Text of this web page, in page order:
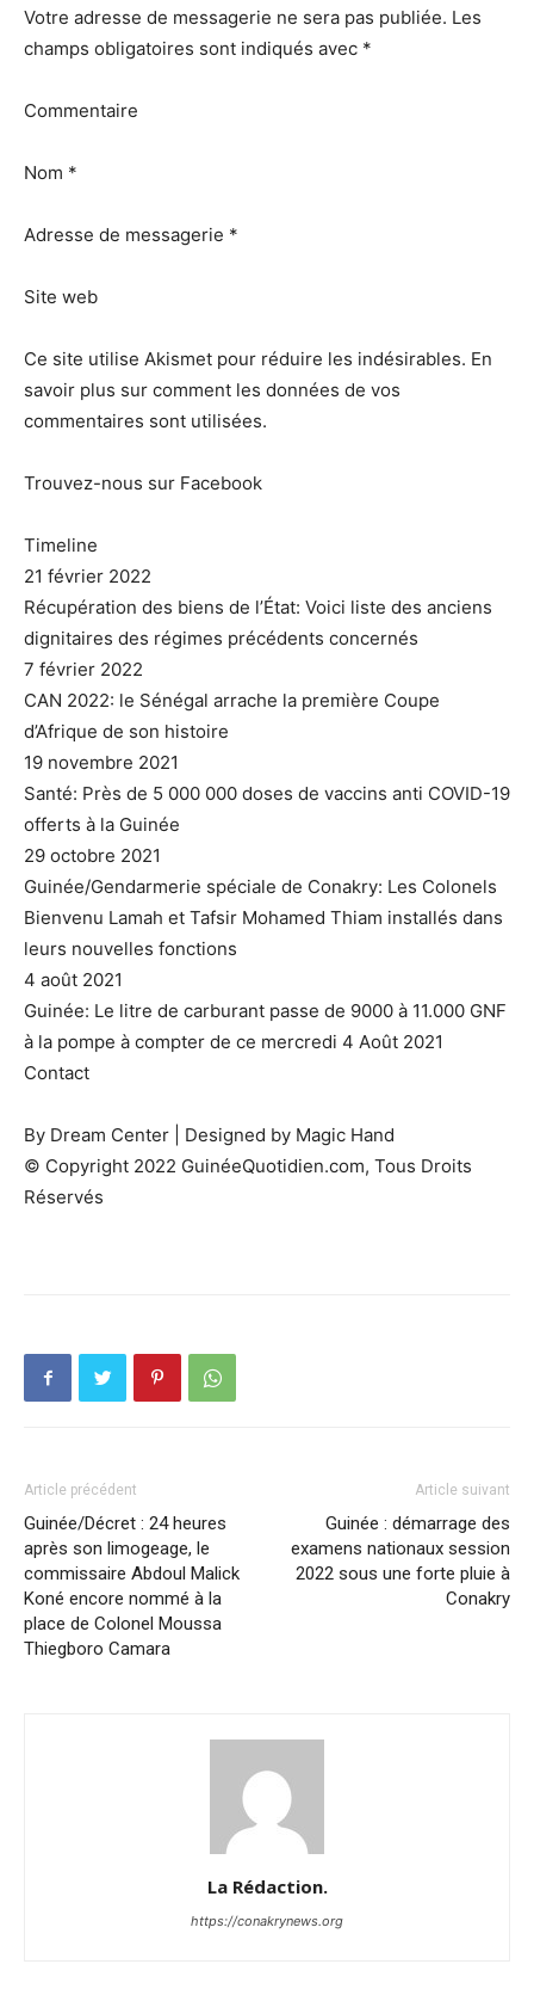
Votre adresse de messagerie ne sera pas publiée. Les
champs obligatoires sont indiqués avec *
Commentaire
Nom *
Adresse de messagerie *
Site web
Ce site utilise Akismet pour réduire les indésirables. En
savoir plus sur comment les données de vos
commentaires sont utilisées.
Trouvez-nous sur Facebook
Timeline
21 février 2022
Récupération des biens de l’État: Voici liste des anciens
dignitaires des régimes précédents concernés
7 février 2022
CAN 2022: le Sénégal arrache la première Coupe
d’Afrique de son histoire
19 novembre 2021
Santé: Près de 5 000 000 doses de vaccins anti COVID-19
offerts à la Guinée
29 octobre 2021
Guinée/Gendarmerie spéciale de Conakry: Les Colonels
Bienvenu Lamah et Tafsir Mohamed Thiam installés dans
leurs nouvelles fonctions
4 août 2021
Guinée: Le litre de carburant passe de 9000 à 11.000 GNF
à la pompe à compter de ce mercredi 4 Août 2021
Contact
By Dream Center | Designed by Magic Hand
© Copyright 2022 GuinéeQuotidien.com, Tous Droits
Réservés
Article précédent
Guinée/Décret : 24 heures
après son limogeage, le
commissaire Abdoul Malick
Koné encore nommé à la
place de Colonel Moussa
Thiegboro Camara
Article suivant
Guinée : démarrage des
examens nationaux session
2022 sous une forte pluie à
Conakry
La Rédaction.
https://conakrynews.org